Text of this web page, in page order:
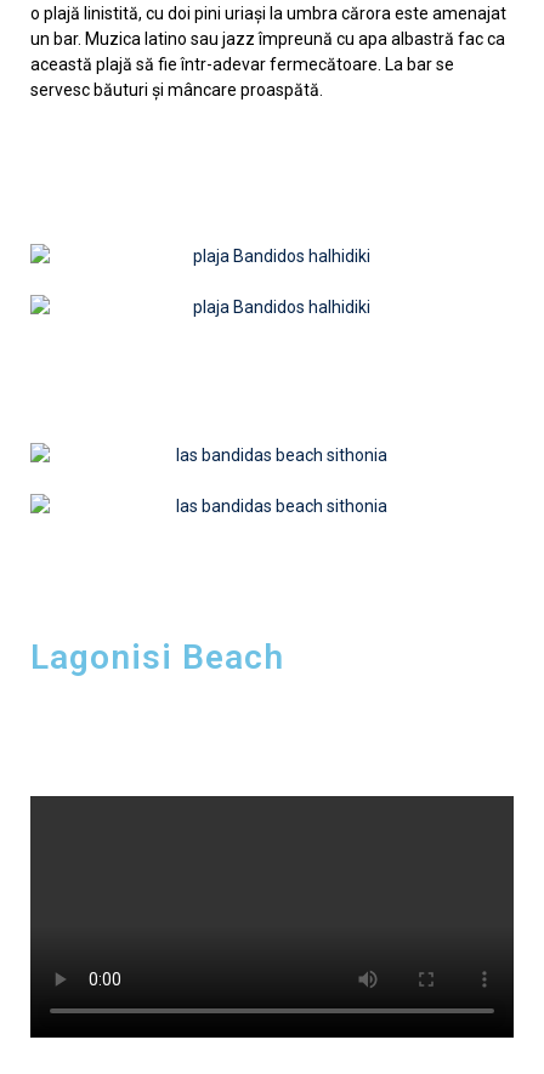
o plajă linistită, cu doi pini uriaşi la umbra cărora este amenajat
un bar. Muzica latino sau jazz împreună cu apa albastră fac ca
această plajă să fie într-adevar fermecătoare. La bar se
servesc băuturi şi mâncare proaspătă.
Lagonisi Beach